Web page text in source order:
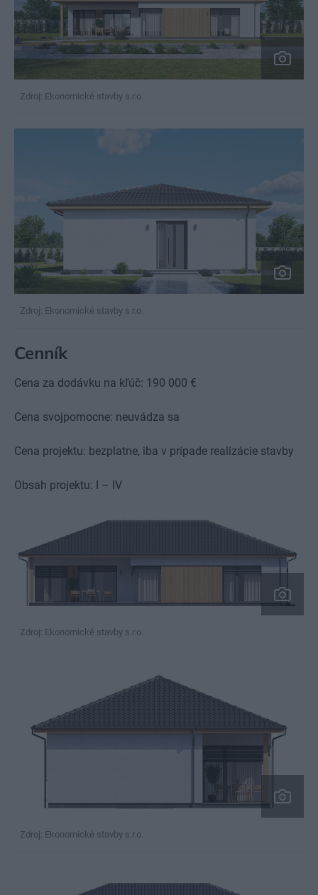
Zdroj: Ekonomické stavby s.r.o.
Zdroj: Ekonomické stavby s.r.o.
Cenník
Cena za dodávku na kľúč: 190 000 €
Cena svojpomocne: neuvádza sa
Cena projektu: bezplatne, iba v prípade realizácie stavby
Obsah projektu: I – IV
Zdroj: Ekonomické stavby s.r.o.
Zdroj: Ekonomické stavby s.r.o.